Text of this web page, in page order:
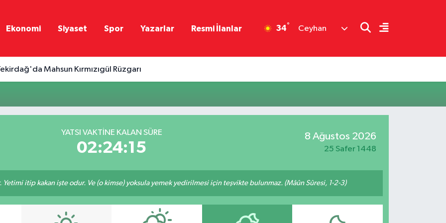
Ekonomi Siyaset Spor Yazarlar Resmi İlanlar 34° Ceyhan
Mahsun Kırmızıgül Rüzgarı
YATSI VAKTINE KALAN SÜRE
02:24:15
8 Ağustos 2026
25 Safer 1448
itip kakan işte odur. Ve (o kimse) yoksula yemek yedirilmesi için teşvikte bulunmaz. (Mâûn Sûresi, 1-2-3)